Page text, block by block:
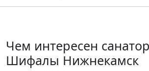
Чем интересен
Шифалы Нижнекамск